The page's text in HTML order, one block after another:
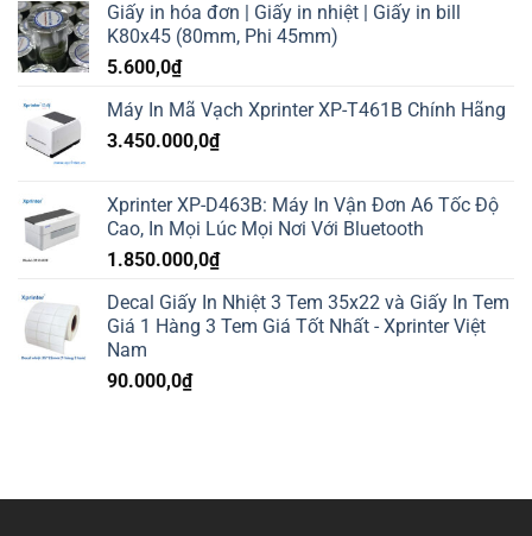
Giấy in hóa đơn | Giấy in nhiệt | Giấy in bill
K80x45 (80mm, Phi 45mm)
5.600,0₫
Máy In Mã Vạch Xprinter XP-T461B Chính Hãng
3.450.000,0₫
Xprinter XP-D463B: Máy In Vận Đơn A6 Tốc Độ
Cao, In Mọi Lúc Mọi Nơi Với Bluetooth
1.850.000,0₫
Decal Giấy In Nhiệt 3 Tem 35x22 và Giấy In Tem
Giá 1 Hàng 3 Tem Giá Tốt Nhất - Xprinter Việt
Nam
90.000,0₫